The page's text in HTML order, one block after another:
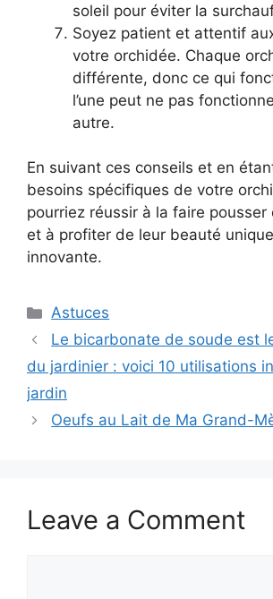
soleil pour éviter la
Soyez patient et attentif
votre orchidée. Chaque
différente, donc ce qui
l’une peut ne pas
autre.
En suivant ces conseils et en
besoins spécifiques de votre
pourriez réussir à la faire pousser
et à profiter de leur beauté
innovante.
Categories
Astuces
Le bicarbonate de soude est
du jardinier : voici 10 utilisations
jardin
Oeufs au Lait de Ma Grand-
Leave a Comment